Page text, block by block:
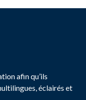
afin qu’ils
éclairés et